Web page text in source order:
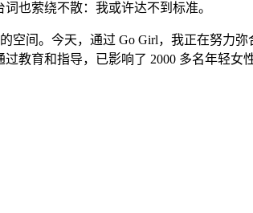
也萦绕不散：我或许达不到标准。
间。今天，通过 Go Girl，我正在努力弥
教育和指导，已影响了 2000 多名年轻女